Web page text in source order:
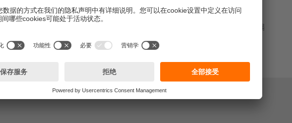
力矢量，即重力加速度1g（= 9.81 m/s²）。
轴与地球矢量平行或相同，则无法测得任何角度；传感器在该位置没有偏
围绕垂直的参考轴（偏航角）进行直接的角度测量（旋转检测）。然而，偏
感器[JDxxxx]的其他功能 ”。